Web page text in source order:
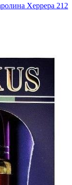
Херрера 212